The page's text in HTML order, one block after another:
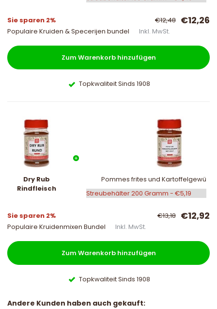
Sie sparen 2% €12,48 €12,26
Populaire Kruiden & Specerijen bundel Inkl. MwSt.
Zum Warenkorb hinzufügen
Topkwaliteit Sinds 1908
Dry Rub
Rindfleisch
Pommes frites und Kartoffelgewürz
Sie sparen 2% €13,18 €12,92
Populaire Kruidenmixen Bundel Inkl. MwSt.
Zum Warenkorb hinzufügen
Topkwaliteit Sinds 1908
Andere Kunden haben auch gekauft: